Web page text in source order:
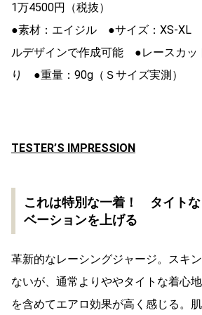
1万4500円（税抜）
●素材：エイジル ●サイズ：XS-XL
ルデザインで作成可能 ●レースカッ
り ●重量：90g（Ｓサイズ実測）
TESTER’S IMPRESSION
これは特別な一着！ タイト
ベーションを上げる
革新的なレーシングジャージ。スキ
ないが、通常よりややタイトな着心
を含めてエアロ効果が高く感じる。